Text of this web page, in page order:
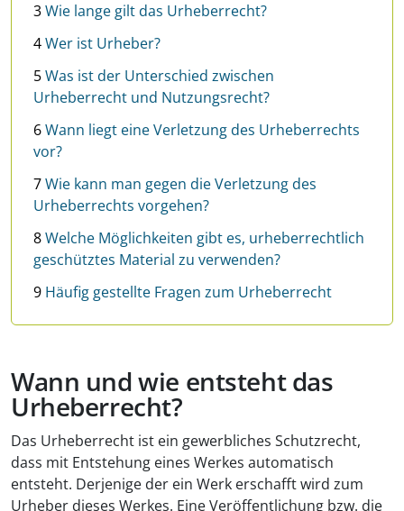
3Wie lange gilt das Urheberrecht?
4Wer ist Urheber?
5Was ist der Unterschied zwischen
Urheberrecht und Nutzungsrecht?
6Wann liegt eine Verletzung des Urheberrechts
vor?
7Wie kann man gegen die Verletzung des
Urheberrechts vorgehen?
8Welche Möglichkeiten gibt es, urheberrechtlich
geschütztes Material zu verwenden?
9 Häufig gestellte Fragen zum Urheberrecht
Wann und wie entsteht das
Urheberrecht?
Das Urheberrecht ist ein gewerbliches Schutzrecht,
dass mit Entstehung eines Werkes automatisch
entsteht. Derjenige der ein Werk erschafft wird zum
Urheber dieses Werkes. Eine Veröffentlichung bzw. die